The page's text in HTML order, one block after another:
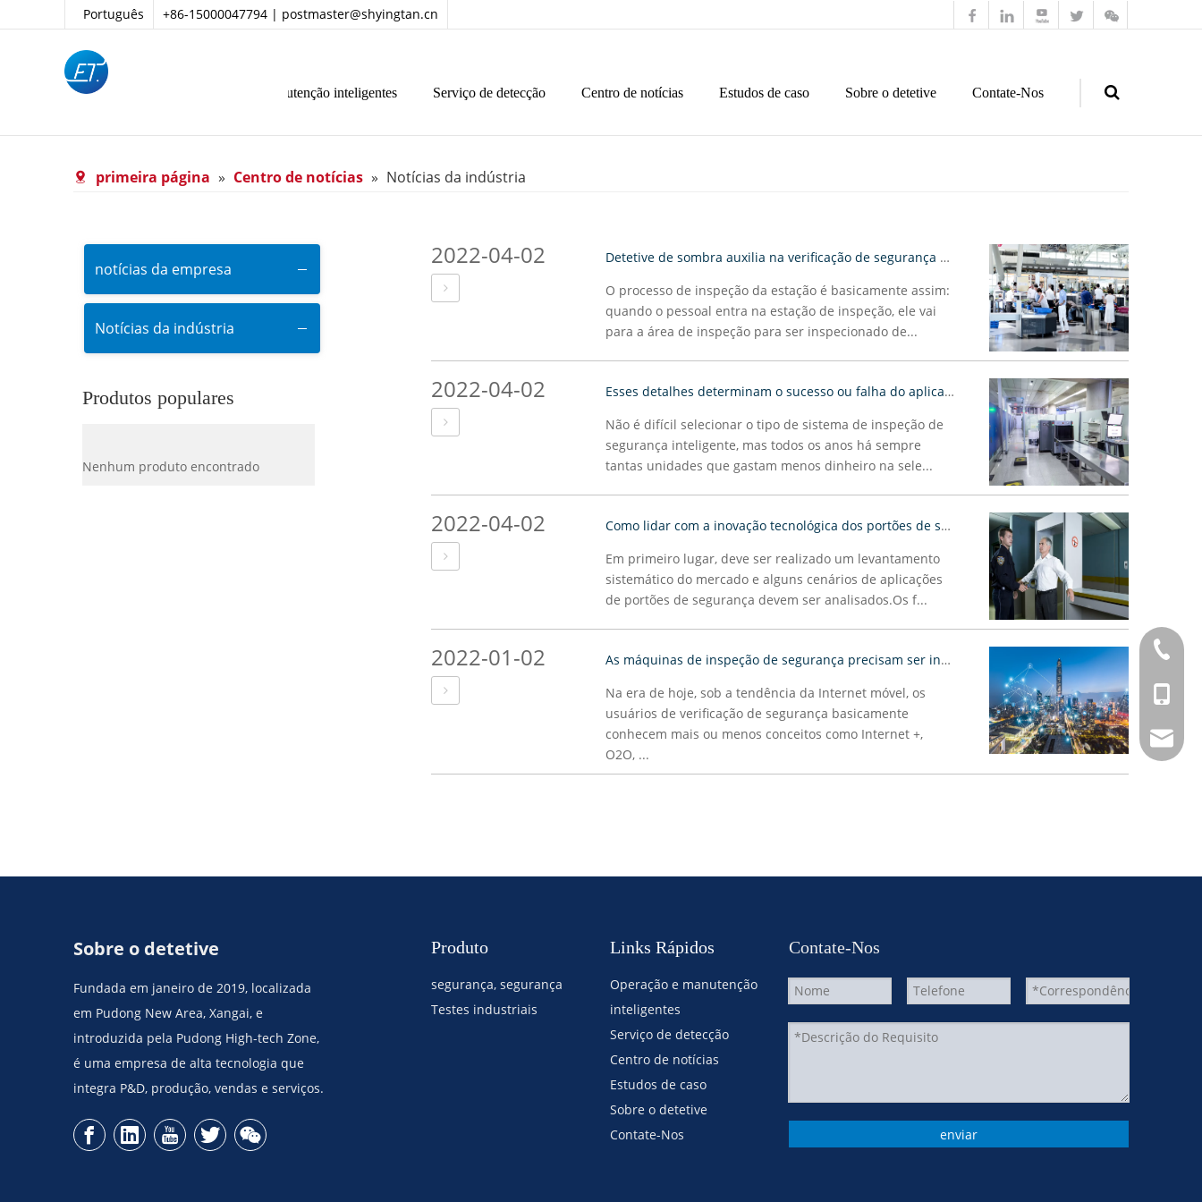
Português +86-15000047794 | postmaster@shyingtan.cn
Centro de produtos Operação e manutenção inteligentes Serviço de detecção Centro de notícias Estudos de caso Sobre o detetive Contate-Nos
primeira página » Centro de notícias » Notícias da indústria
notícias da empresa
Notícias da indústria
Produtos populares
Nenhum produto encontrado
2022-04-02
Detetive de sombra auxilia na verificação de segurança da estação
O processo de inspeção da estação é basicamente assim:
quando o pessoal entra na estação de inspeção, ele vai
para a área de inspeção para ser inspecionado de...
2022-04-02
Esses detalhes determinam o sucesso ou falha do aplicativo de segurança
Não é difícil selecionar o tipo de sistema de inspeção de
segurança inteligente, mas todos os anos há sempre
tantas unidades que gastam menos dinheiro na sele...
2022-04-02
Como lidar com a inovação tecnológica dos portões de segurança
Em primeiro lugar, deve ser realizado um levantamento
sistemático do mercado e alguns cenários de aplicações
de portões de segurança devem ser analisados.Os f...
2022-01-02
As máquinas de inspeção de segurança precisam ser inteligentes?
Na era de hoje, sob a tendência da Internet móvel, os
usuários de verificação de segurança basicamente
conhecem mais ou menos conceitos como Internet +,
O2O, ...
Sobre o detetive
Fundada em janeiro de 2019, localizada
em Pudong New Area, Xangai, e
introduzida pela Pudong High-tech Zone,
é uma empresa de alta tecnologia que
integra P&D, produção, vendas e serviços.
Produto
segurança, segurança
Testes industriais
+86-
Links Rápidos
Operação e manutenção
inteligentes
Serviço de detecção
Centro de notícias
Estudos de caso
Sobre o detetive
Contate-Nos
Contate-Nos
enviar